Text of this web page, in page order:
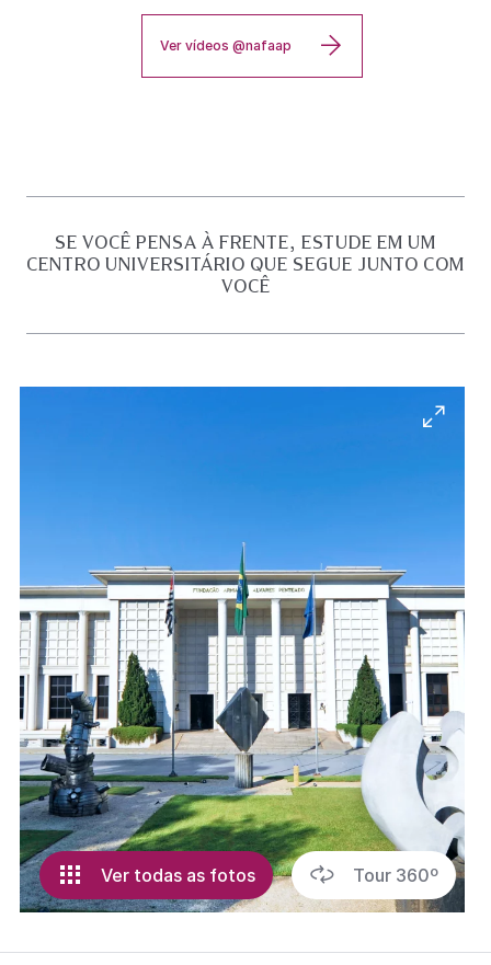
Ver vídeos @nafaap
SE VOCÊ PENSA À FRENTE, ESTUDE EM UM
CENTRO UNIVERSITÁRIO QUE SEGUE JUNTO COM
VOCÊ
Ver todas as fotos Tour 360º